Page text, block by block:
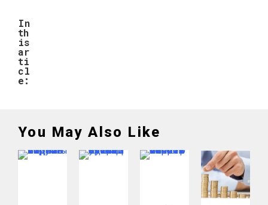
In
th
is
ar
ti
cl
e:
You May Also Like